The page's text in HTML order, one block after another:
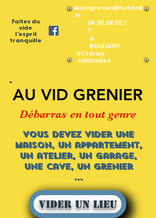
Faites du
vide
l'esprit
tranquille
auvidgrenier@hotmail
.fr
06.20.68.05.1
7
à
BOULIGNY
RCS Briey :
438020844
AU VID GRENIER
Débarras en tout genre
Vous devez vider une
maison, un appartement,
un atelier, un garage,
une cave, un grenier
...
OK
Vider un lieu